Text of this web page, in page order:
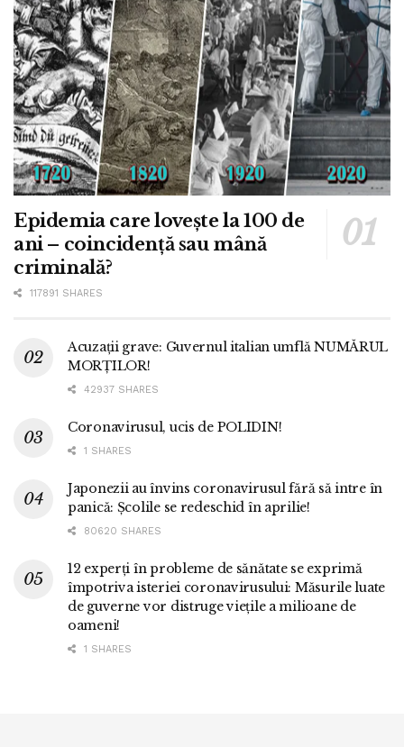
Epidemia care lovește la 100 de
ani – coincidență sau mână
criminală?
117891 SHARES
Acuzații grave: Guvernul italian umflă NUMĂRUL
MORȚILOR!
42937 SHARES
Coronavirusul, ucis de POLIDIN!
1 SHARES
Japonezii au învins coronavirusul fără să intre în
panică: Școlile se redeschid în aprilie!
80620 SHARES
12 experți în probleme de sănătate se exprimă
împotriva isteriei coronavirusului: Măsurile luate
de guverne vor distruge viețile a milioane de
oameni!
1 SHARES